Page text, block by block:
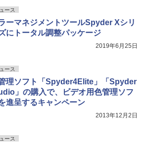
ース
ーマネジメントツールSpyder Xシリ
にトータル調整パッケージ
2019年6月25日
ース
理ソフト「Spyder4Elite」「Spyder
」の購入で、ビデオ用色管理ソフ
進呈するキャンペーン
2013年12月2日
ース